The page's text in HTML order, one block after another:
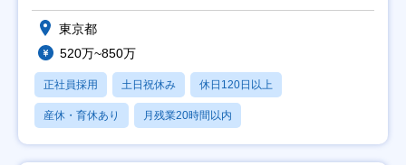
東京都
520万~850万
正社員採用 土日祝休み 休日120日以上
産休・育休あり 月残業20時間以内